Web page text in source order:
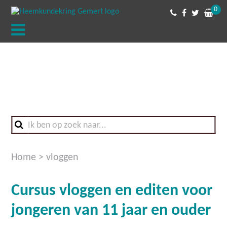
0
Home >vloggen
Cursus vloggen en editen voor
jongeren van 11 jaar en ouder